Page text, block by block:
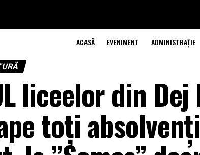
ACASĂ EVENIMENT ADMINISTRAŢIE
liceelor din
toți